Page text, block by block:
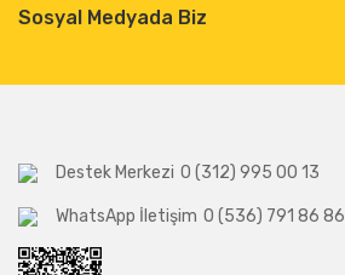
Sosyal Medyada Biz
Destek Merkezi 0 (312) 995 00 13
WhatsApp İletişim 0 (536) 791 86 86